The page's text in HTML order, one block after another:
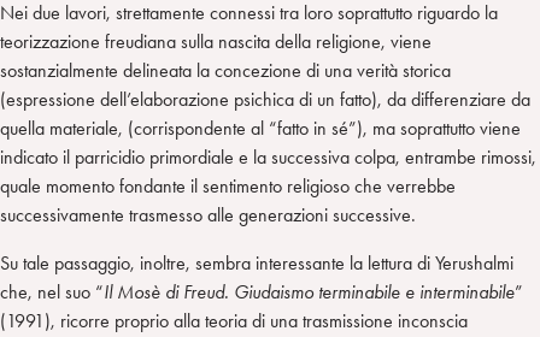
Nei due lavori, strettamente connessi tra loro soprattutto riguardo la
teorizzazione freudiana sulla nascita della religione, viene
sostanzialmente delineata la concezione di una verità storica
(espressione dell’elaborazione psichica di un fatto), da differenziare da
quella materiale, (corrispondente al “fatto in sé”), ma soprattutto viene
indicato il parricidio primordiale e la successiva colpa, entrambe rimossi,
quale momento fondante il sentimento religioso che verrebbe
successivamente trasmesso alle generazioni successive.
Su tale passaggio, inoltre, sembra interessante la lettura di Yerushalmi
che, nel suo “Il Mosè di Freud. Giudaismo terminabile e interminabile”
(1991), ricorre proprio alla teoria di una trasmissione inconscia